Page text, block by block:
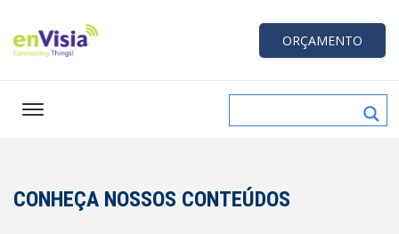
ORÇAMENTO
CONHEÇA NOSSOS CONTEÚDOS